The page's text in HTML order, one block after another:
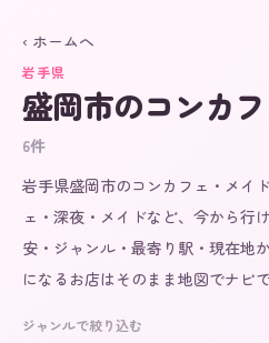
‹ ホームへ
岩手県
盛岡市のコンカ
6件
岩手県盛岡市のコンカフェ・メイ
ェ・深夜・メイドなど、今から行
安・ジャンル・最寄り駅・現在地
になるお店はそのまま地図でナビで
ジャンルで絞り込む